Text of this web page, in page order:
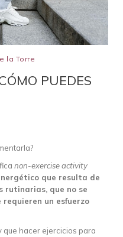
la Torre
PUEDES
non-exercise activity
que resulta de
rutinarias, que no se
un esfuerzo
que hacer ejercicios para